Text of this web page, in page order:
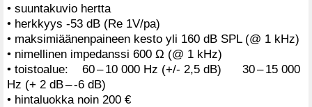
• suuntakuvio hertta
• herkkyys -53 dB (Re 1V/pa)
• maksimiäänenpaineen kesto yli 160 dB SPL (@ 1 kHz)
• nimellinen impedanssi 600 Ω (@ 1 kHz)
• toistoalue: 60 – 10 000 Hz (+/- 2,5 dB) 30 – 15 000
Hz (+ 2 dB – -6 dB)
• hintaluokka noin 200 €